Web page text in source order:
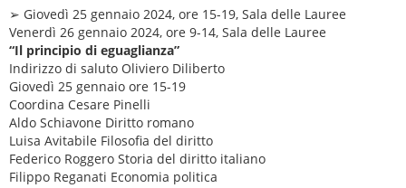
➢ Giovedì 25 gennaio 2024, ore 15-19, Sala delle Lauree
Venerdì 26 gennaio 2024, ore 9-14, Sala delle Lauree
“Il principio di eguaglianza”
Indirizzo di saluto Oliviero Diliberto
Giovedì 25 gennaio ore 15-19
Coordina Cesare Pinelli
Aldo Schiavone Diritto romano
Luisa Avitabile Filosofia del diritto
Federico Roggero Storia del diritto italiano
Filippo Reganati Economia politica